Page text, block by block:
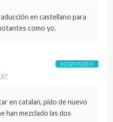
en castellano para
como yo.
en catalan, pido de nuevo
han mezclado las dos
RESPONDER